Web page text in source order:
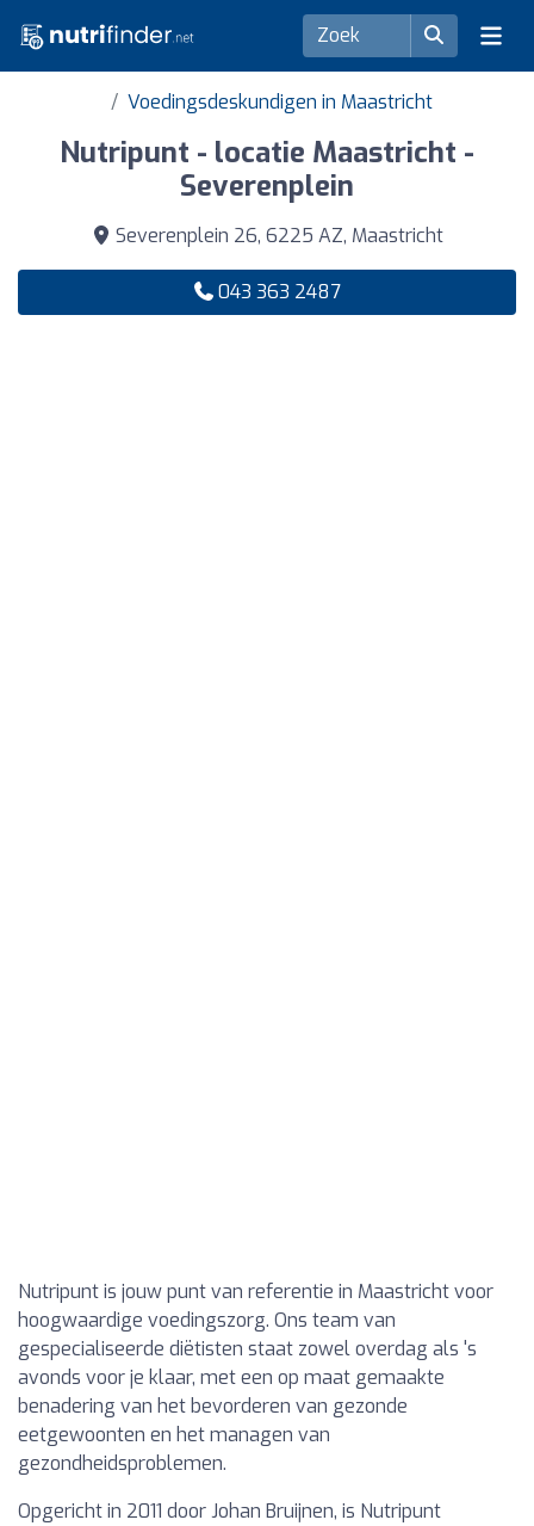
Voedingsdeskundigen in Maastricht
Nutripunt - locatie Maastricht -
Severenplein
Severenplein 26, 6225 AZ, Maastricht
043 363 2487
Nutripunt is jouw punt van referentie in Maastricht voor
hoogwaardige voedingszorg. Ons team van
gespecialiseerde diëtisten staat zowel overdag als 's
avonds voor je klaar, met een op maat gemaakte
benadering van het bevorderen van gezonde
eetgewoonten en het managen van
gezondheidsproblemen.
Opgericht in 2011 door Johan Bruijnen, is Nutripunt